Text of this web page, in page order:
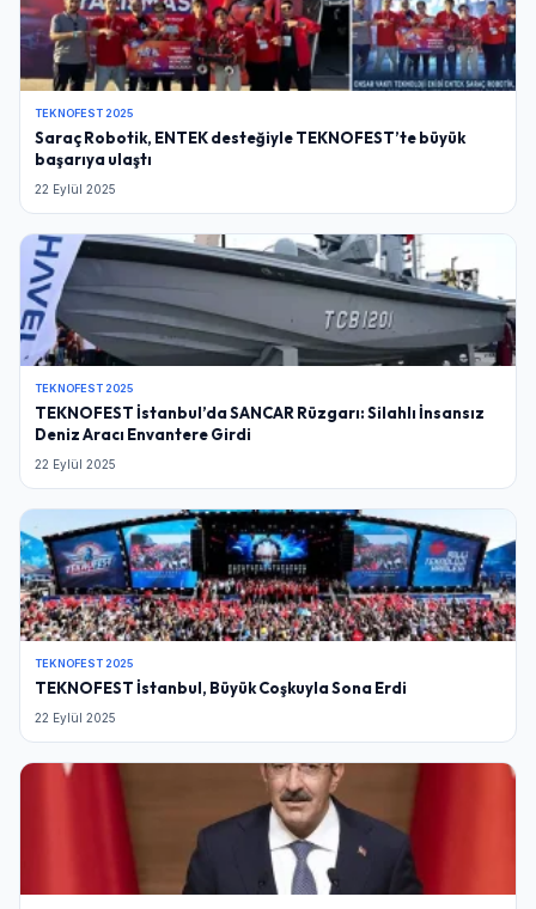
TEKNOFEST 2025
Saraç Robotik, ENTEK desteğiyle TEKNOFEST’te büyük
başarıya ulaştı
22 Eylül 2025
TEKNOFEST 2025
TEKNOFEST İstanbul’da SANCAR Rüzgarı: Silahlı İnsansız
Deniz Aracı Envantere Girdi
22 Eylül 2025
TEKNOFEST 2025
TEKNOFEST İstanbul, Büyük Coşkuyla Sona Erdi
22 Eylül 2025